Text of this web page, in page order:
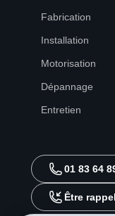
Fabrication
Installation
Motorisation
Dépannage
Entretien
01 83 64
Être